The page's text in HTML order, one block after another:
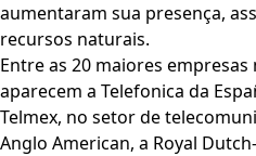
aumentaram sua presença,
recursos naturais.
Entre as 20 maiores
aparecem a Telefonica da
Telmex, no setor de
Anglo American, a Royal